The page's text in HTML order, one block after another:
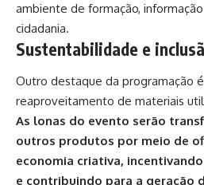
ambiente de formação,
cidadania.
Sustentabilidade e
Outro destaque da programação
reaproveitamento de materiais
As lonas do evento serão
outros produtos por meio de
economia criativa,
e contribuindo para a geração